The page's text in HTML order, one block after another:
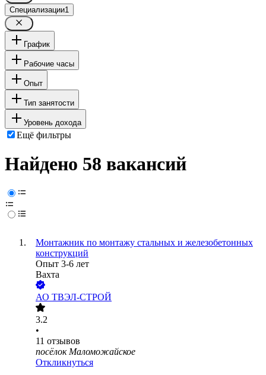
Специализации1
График
Рабочие часы
Опыт
Тип занятости
Уровень дохода
Ещё фильтры
Найдено 58 вакансий
Монтажник по монтажу стальных и железобетонных
конструкций
Опыт 3-6 лет
Вахта
АО ТВЭЛ-СТРОЙ
3.2
•
11 отзывов
посёлок Маломожайское
Откликнуться